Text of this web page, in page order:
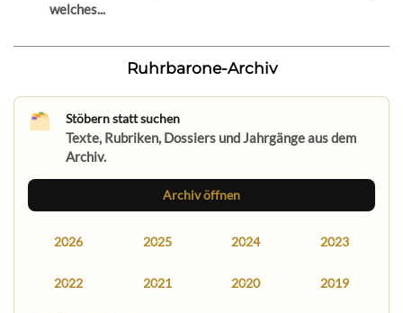
welches...
Ruhrbarone-Archiv
Stöbern statt suchen
Texte, Rubriken, Dossiers und Jahrgänge aus dem
Archiv.
Archiv öffnen
2026 2025 2024 2023
2022 2021 2020 2019